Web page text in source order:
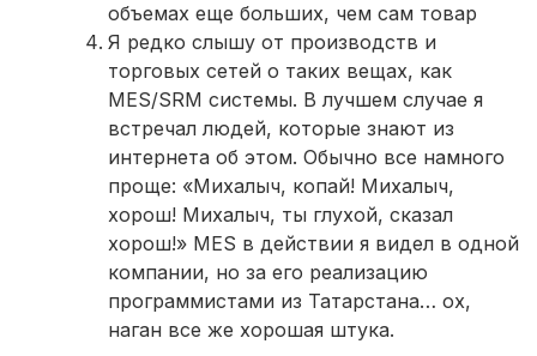
объемах еще больших, чем сам товар
Я редко слышу от производств и
торговых сетей о таких вещах, как
MES/SRM системы. В лучшем случае я
встречал людей, которые знают из
интернета об этом. Обычно все намного
проще: «Михалыч, копай! Михалыч,
хорош! Михалыч, ты глухой, сказал
хорош!» MES в действии я видел в одной
компании, но за его реализацию
программистами из Татарстана… ох,
наган все же хорошая штука.